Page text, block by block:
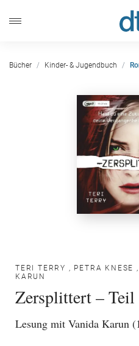
Bücher Kinder- & Jugendbuch
TERI TERRY , PETRA KNESE ,
KARUN
Zersplittert – Teil
Lesung mit Vanida Karun